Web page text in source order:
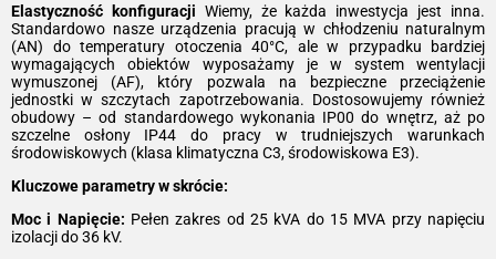
Elastyczność konfiguracji Wiemy, że każda inwestycja jest inna.
Standardowo nasze urządzenia pracują w chłodzeniu naturalnym
(AN) do temperatury otoczenia 40°C, ale w przypadku bardziej
wymagających obiektów wyposażamy je w system wentylacji
wymuszonej (AF), który pozwala na bezpieczne przeciążenie
jednostki w szczytach zapotrzebowania. Dostosowujemy również
obudowy – od standardowego wykonania IP00 do wnętrz, aż po
szczelne osłony IP44 do pracy w trudniejszych warunkach
środowiskowych (klasa klimatyczna C3, środowiskowa E3).
Kluczowe parametry w skrócie:
Moc i Napięcie: Pełen zakres od 25 kVA do 15 MVA przy napięciu
izolacji do 36 kV.